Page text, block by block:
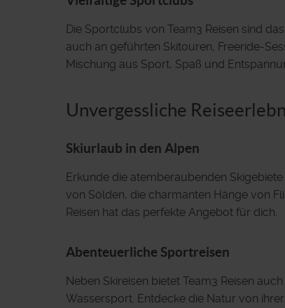
Die Sportclubs von Team3 Reisen sind
auch an geführten Skitouren, Freeride-
Mischung aus Sport, Spaß und
Unvergessliche
Skiurlaub in den Alpen
Erkunde die atemberaubenden
von Sölden, die charmanten Hänge von
Reisen hat das perfekte Angebot für dich.
Abenteuerliche Sportreisen
Neben Skireisen bietet Team3 Reisen
Wassersport. Entdecke die Natur von